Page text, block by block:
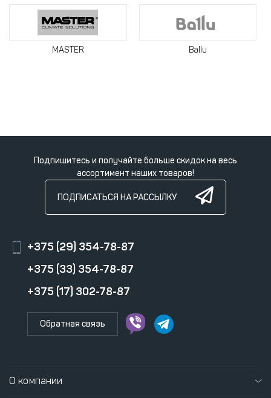
MASTER Ballu
Подпишитесь и получайте больше скидок на весь
ассортимент наших товаров!
ПОДПИСАТЬСЯ НА РАССЫЛКУ
+375 (29) 354-78-87
+375 (33) 354-78-87
+375 (17) 302-78-87
Обратная связь
О компании